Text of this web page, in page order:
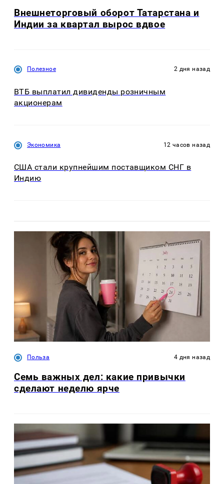
Внешнеторговый оборот Татарстана и
Индии за квартал вырос вдвое
Полезное 2 дня назад
ВТБ выплатил дивиденды розничным
акционерам
Экономика 12 часов назад
США стали крупнейшим поставщиком СНГ в
Индию
Польза 4 дня назад
Семь важных дел: какие привычки
сделают неделю ярче